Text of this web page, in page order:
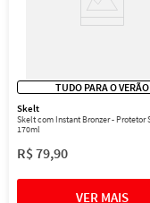
TUDO PARA O VERÃO
Skelt
Skelt com Instant Bronzer - Protetor
170ml
R$79,90